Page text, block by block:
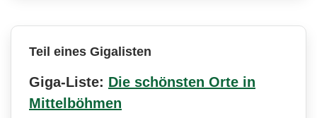
Teil eines Gigalisten
Giga-Liste: Die schönsten Orte in
Mittelböhmen